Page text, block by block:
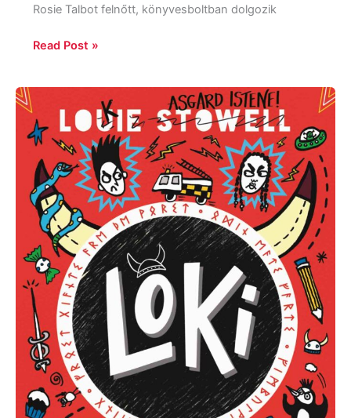
Rosie Talbot felnőtt, könyvesboltban dolgozik
Read Post »
Stowell:
Egy
rossz
isten
ellenségszerző
útmutatója